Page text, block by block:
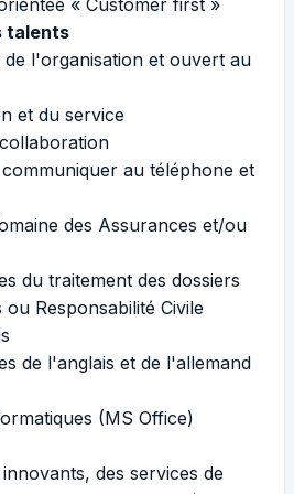
« Customer first »
talents
l'organisation et ouvert au
et du service
au téléphone et
des Assurances et/ou
du traitement des dossiers
Responsabilité Civile
de l'anglais et de l'allemand
(MS Office)
des services de